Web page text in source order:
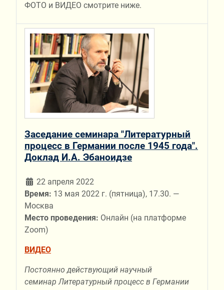
ФОТО и ВИДЕО смотрите ниже.
Заседание семинара "Литературный
процесс в Германии после 1945 года".
Доклад И.А. Эбаноидзе
22 апреля 2022
Время: 13 мая 2022 г. (пятница), 17.30. —
Москва
Место проведения: Онлайн (на платформе
Zoom)
ВИДЕО
Постоянно действующий научный
семинар Литературный процесс в Германии